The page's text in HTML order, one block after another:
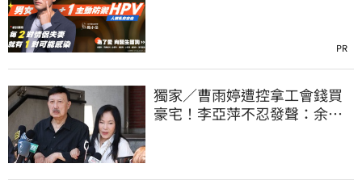
PR
獨家／曹雨婷遭控拿工會錢買
豪宅！李亞萍不忍發聲：余天